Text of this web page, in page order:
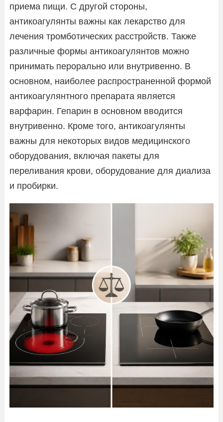
приема пищи. С другой стороны,
антикоагулянты важны как лекарство для
лечения тромботических расстройств. Также
различные формы антикоагулянтов можно
принимать перорально или внутривенно. В
основном, наиболее распространенной формой
антикоагулянтного препарата является
варфарин. Гепарин в основном вводится
внутривенно. Кроме того, антикоагулянты
важны для некоторых видов медицинского
оборудования, включая пакеты для
переливания крови, оборудование для диализа
и пробирки.